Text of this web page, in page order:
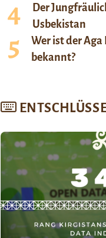
Der
Usbekistan
Wer ist der
bekannt?